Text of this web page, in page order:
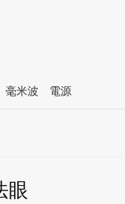
毫米波
電源
眼